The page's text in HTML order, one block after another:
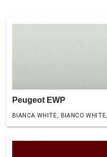
Peugeot EWP
BIANCA WHITE, BIANCO